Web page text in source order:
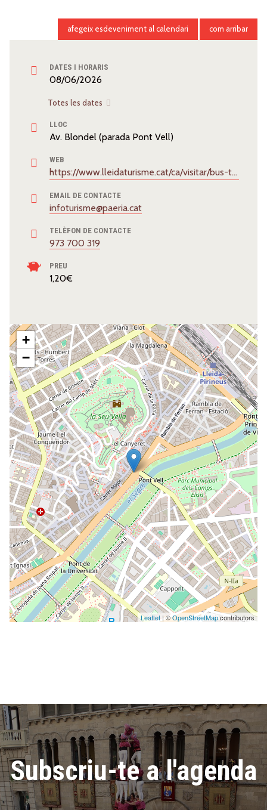
DATES I HORARIS
08/06/2026
Totes les dates
LLOC
Av. Blondel (parada Pont Vell)
WEB
https://www.lleidaturisme.cat/ca/visitar/bus-turistic
EMAIL DE CONTACTE
infoturisme@paeria.cat
TELÈFON DE CONTACTE
973 700 319
PREU
1,20€
afegeix esdeveniment al calendari com arribar
+
−
Leaflet| ©OpenStreetMapcontributors
Subscriu-te a l'agenda